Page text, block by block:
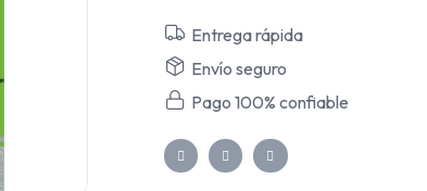
Entrega rápida
Envío seguro
Pago 100% confiable